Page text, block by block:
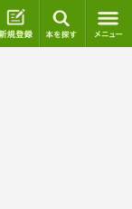
ログイン 新規登録